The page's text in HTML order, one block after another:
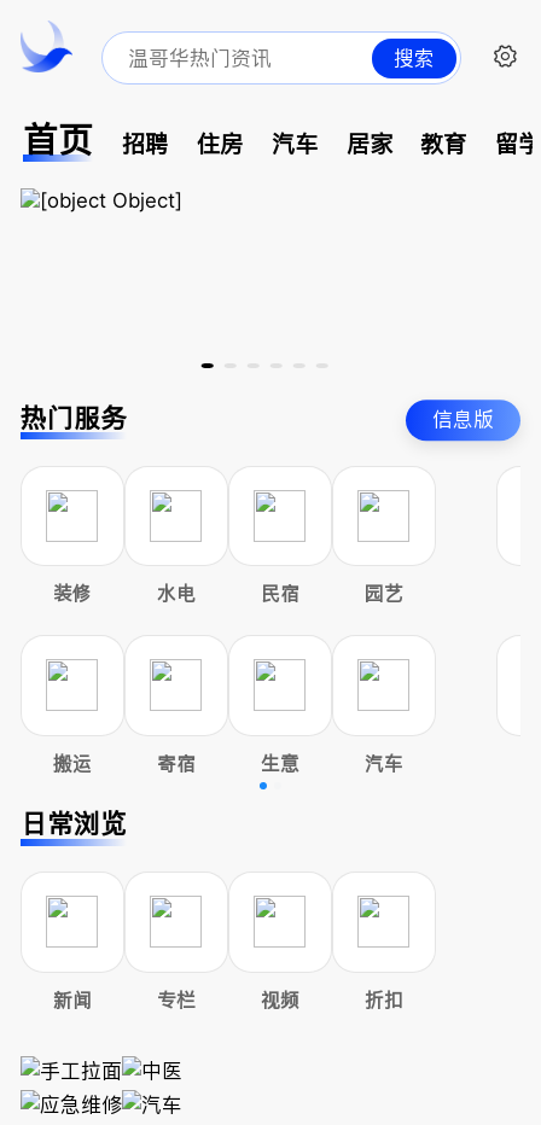
搜索
首页 招聘 住房 汽车 居家 教育 留
热门服务 信息版
装修 水电 民宿 园艺
搬运 寄宿 生意 汽车
日常浏览
新闻 专栏 视频 折扣